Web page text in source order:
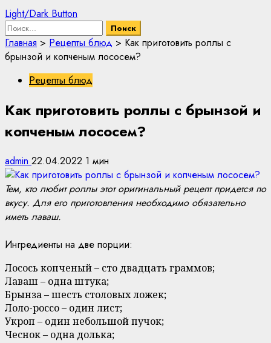
Light/Dark Button
Найти:
Главная > Рецепты блюд > Как приготовить роллы с
брынзой и копченым лососем?
Рецепты блюд
Как приготовить роллы с брынзой и
копченым лососем?
admin 22.04.2022 1 мин
Тем, кто любит роллы этот оригинальный рецепт придется по
вкусу. Для его приготовления необходимо обязательно
иметь лаваш.
Ингредиенты на две порции:
Лосось копченый – сто двадцать граммов;
Лаваш – одна штука;
Брынза – шесть столовых ложек;
Лоло-россо – один лист;
Укроп – один небольшой пучок;
Чеснок – одна долька;